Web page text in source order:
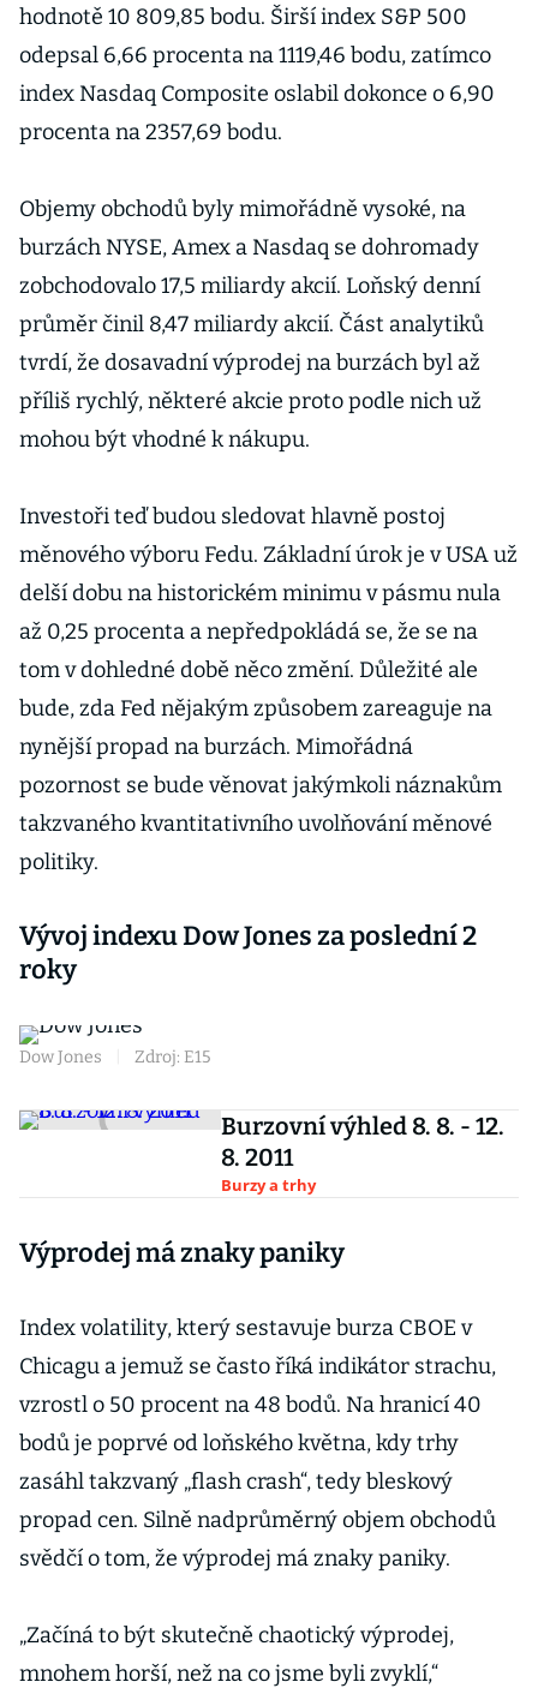
hodnotě 10 809,85 bodu. Širší index S&P 500
odepsal 6,66 procenta na 1119,46 bodu, zatímco
index Nasdaq Composite oslabil dokonce o 6,90
procenta na 2357,69 bodu.
Objemy obchodů byly mimořádně vysoké, na
burzách NYSE, Amex a Nasdaq se dohromady
zobchodovalo 17,5 miliardy akcií. Loňský denní
průměr činil 8,47 miliardy akcií. Část analytiků
tvrdí, že dosavadní výprodej na burzách byl až
příliš rychlý, některé akcie proto podle nich už
mohou být vhodné k nákupu.
Investoři teď budou sledovat hlavně postoj
měnového výboru Fedu. Základní úrok je v USA už
delší dobu na historickém minimu v pásmu nula
až 0,25 procenta a nepředpokládá se, že se na
tom v dohledné době něco změní. Důležité ale
bude, zda Fed nějakým způsobem zareaguje na
nynější propad na burzách. Mimořádná
pozornost se bude věnovat jakýmkoli náznakům
takzvaného kvantitativního uvolňování měnové
politiky.
Vývoj indexu Dow Jones za poslední 2
roky
Dow Jones Zdroj: E15
Burzovní výhled 8. 8. - 12.
8. 2011
Burzy a trhy
Výprodej má znaky paniky
Index volatility, který sestavuje burza CBOE v
Chicagu a jemuž se často říká indikátor strachu,
vzrostl o 50 procent na 48 bodů. Na hranicí 40
bodů je poprvé od loňského května, kdy trhy
zasáhl takzvaný „flash crash“, tedy bleskový
propad cen. Silně nadprůměrný objem obchodů
svědčí o tom, že výprodej má znaky paniky.
„Začíná to být skutečně chaotický výprodej,
mnohem horší, než na co jsme byli zvyklí,“